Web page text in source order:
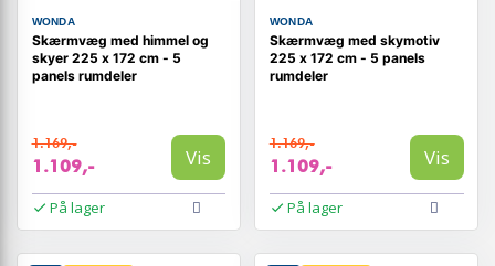
WONDA
Skærmvæg med himmel og
skyer 225 x 172 cm - 5
panels rumdeler
1.169,-
1.109,- Vis
På lager
WONDA
Skærmvæg med skymotiv
225 x 172 cm - 5 panels
rumdeler
1.169,-
1.109,- Vis
På lager